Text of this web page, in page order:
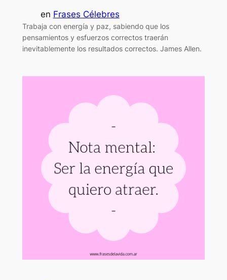
en Frases Célebres
Trabaja con energía y paz, sabiendo que los
pensamientos y esfuerzos correctos traerán
inevitablemente los resultados correctos. James Allen.